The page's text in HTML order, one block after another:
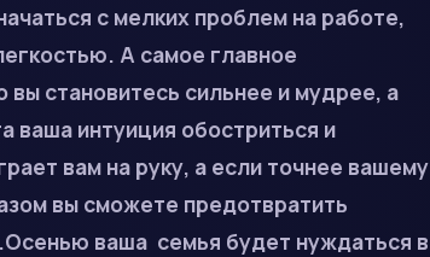
с мелких проблем на работе,
А самое главное
становитесь сильнее и мудрее, а
ваша интуиция обостриться и
вам на руку, а если точнее вашему
вы сможете предотвратить
Осенью ваша семья будет нуждаться в